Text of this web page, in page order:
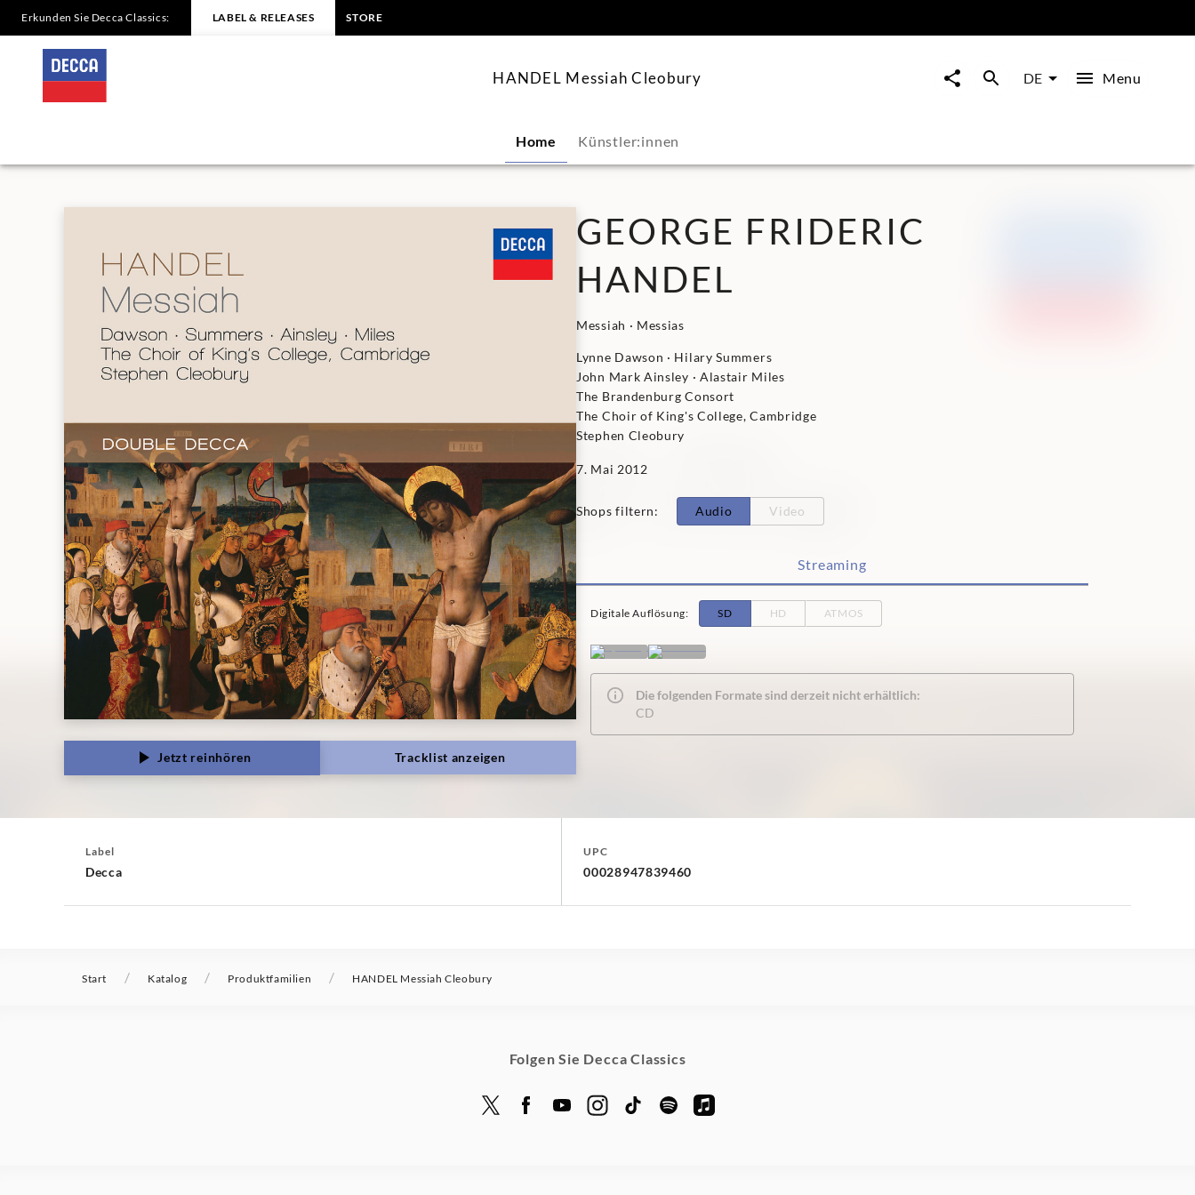
HANDEL
Messiah
|
Decca
Erkunden Sie Decca Classics: LABEL & RELEASES STORE
HANDEL Messiah Cleobury DE Menu
Home Künstler:innen
Jetzt reinhören Tracklist anzeigen
GEORGE FRIDERIC
HANDEL
Messiah · Messias
Lynne Dawson · Hilary Summers
John Mark Ainsley · Alastair Miles
The Brandenburg Consort
The Choir of King's College, Cambridge
Stephen Cleobury
7. Mai 2012
Shops filtern: Audio Video
Streaming
Digitale Auflösung: SD HD ATMOS
Die folgenden Formate sind derzeit nicht erhältlich:
CD
Label
Decca
UPC
00028947839460
Start / Katalog / Produktfamilien / HANDEL Messiah Cleobury
Folgen Sie Decca Classics